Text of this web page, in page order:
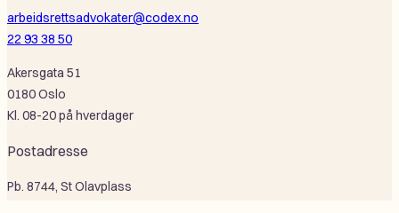
arbeidsrettsadvokater@codex.no
22 93 38 50
Akersgata 51
0180 Oslo
Kl. 08-20 på hverdager
Postadresse
Pb. 8744, St Olavplass